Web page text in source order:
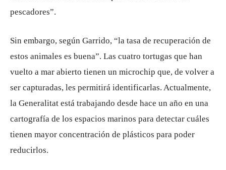
pescadores”.
Sin embargo, según Garrido, “la tasa de recuperación de
estos animales es buena”. Las cuatro tortugas que han
vuelto a mar abierto tienen un microchip que, de volver a
ser capturadas, les permitirá identificarlas. Actualmente,
la Generalitat está trabajando desde hace un año en una
cartografía de los espacios marinos para detectar cuáles
tienen mayor concentración de plásticos para poder
reducirlos.